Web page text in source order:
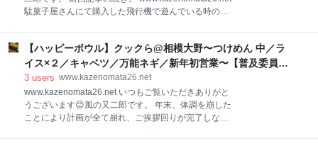
さんのブログ。来月から始まる減量の参考にさせてい
グ。文章がめちゃくちゃ面白いです⬇️⬇️⬇️
katen11.hatenablog.com
駄菓子屋さんにて購入した飛行機で遊んでいる時のこ
出さなければ私から言っていたと思います🤣 そんな感
じで連食が決定〜🤣 車で向かいましたのはこちら💁‍♂️
ラーメンショップ 練間 さんであります。 看板には
「練間」とは一切書かれていないのですが、経営者の
方が練間さんというらしく、この名前が広く知られて
います。 そんな感じで入店。 平日14:00少し前の到着
【ハッピーボウル】クックら@相模大野〜つけめん 中／ラ
イス×２／キャベツ／万能ネギ／新年初営業〜【普及委員
会】 - 又二郎の大食い＆デカ盛り＆ラーメン日記
3 users www.kazenomata26.net
www.kazenomata26.net いつもご覧いただきありがと
うございます😊風の又二郎です。 年末、体調を崩した
ことにより計画が全て崩れ、ご挨拶回りが完了しなか